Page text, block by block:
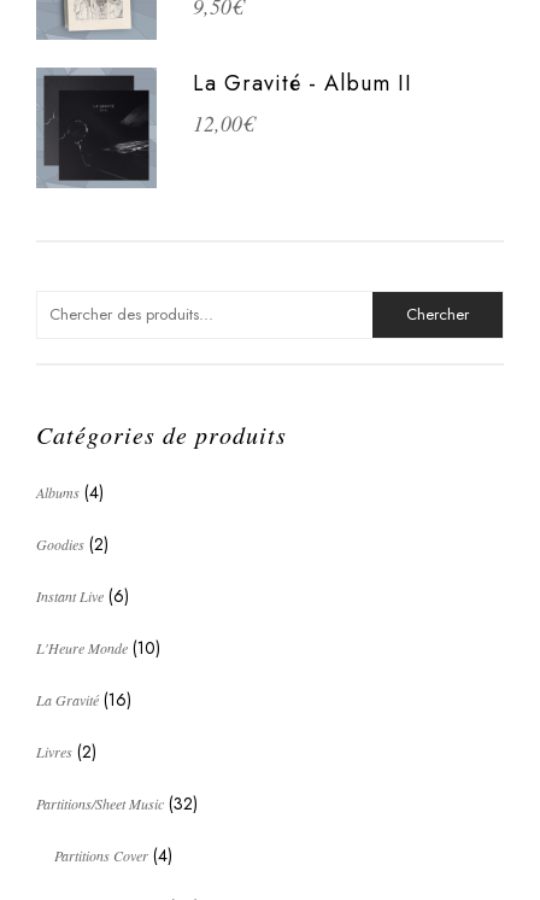
La Gravité - Album II
12,00€
Search
for:
Catégories de produits
Albums (4)
Goodies (2)
Instant Live (6)
L'Heure Monde (10)
La Gravité (16)
Livres (2)
Partitions/Sheet Music (32)
Partitions Cover (4)